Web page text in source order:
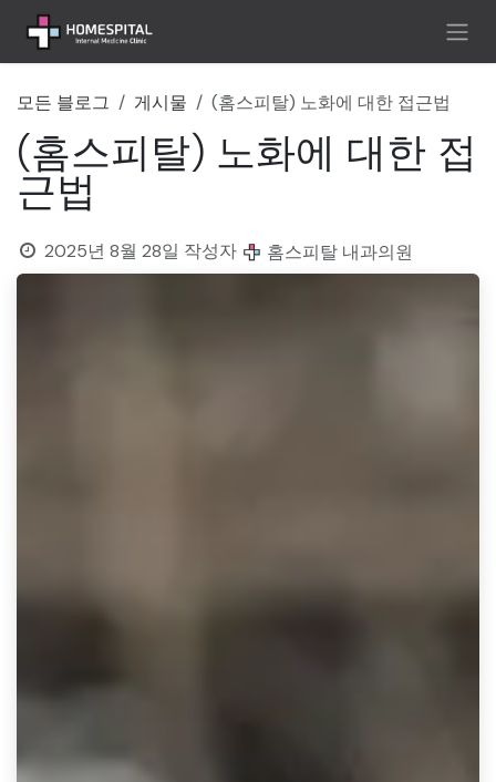
콘텐츠로 건너뛰기
모든 블로그 게시물 (홈스피탈) 노화에 대한 접근법
(홈스피탈) 노화에 대한 접
근법
2025년 8월 28일 작성자 홈스피탈 내과의원